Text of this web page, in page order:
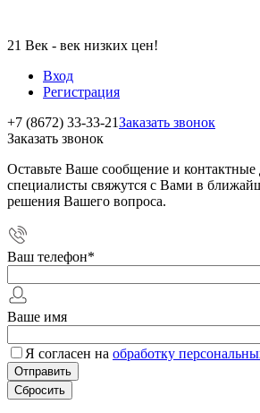
21 Век - век низких цен!
Вход
Регистрация
+7 (8672) 33-33-21Заказать звонок
Заказать звонок
Оставьте Ваше сообщение и
специалисты свяжутся с Вами в
решения Вашего вопроса.
Ваш телефон*
Ваше имя
Я согласен на обработку